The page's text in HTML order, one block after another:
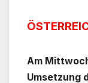
Am
Umsetzung